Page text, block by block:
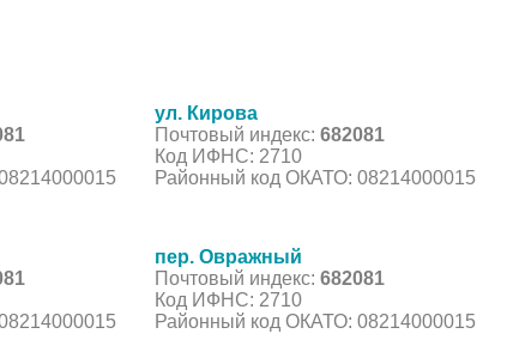
ул. Кирова
Почтовый индекс: 682081
Код ИФНС: 2710
Районный код ОКАТО: 08214000015
пер. Овражный
Почтовый индекс: 682081
Код ИФНС: 2710
Районный код ОКАТО: 08214000015